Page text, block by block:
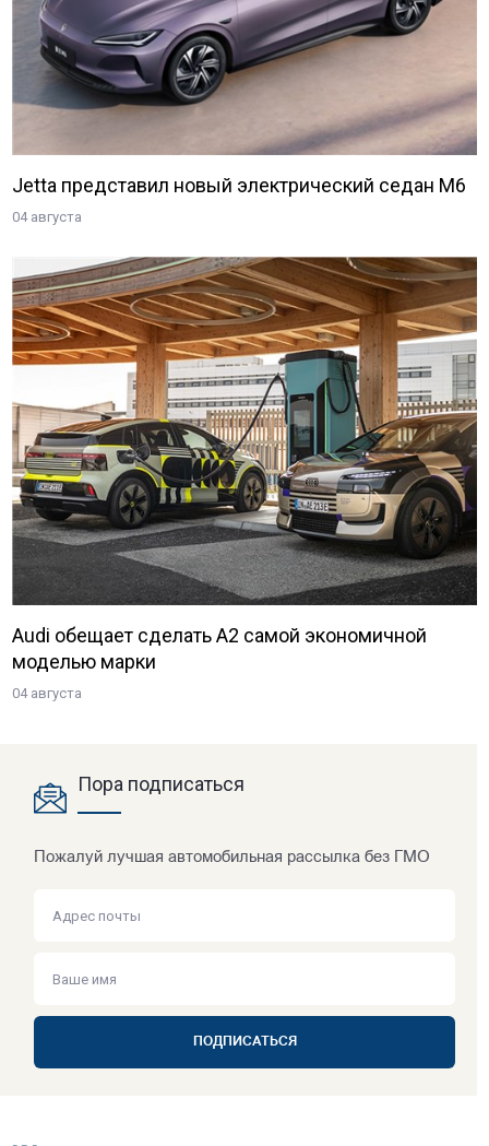
Jetta представил новый электрический седан M6
04 августа
Audi обещает сделать A2 самой экономичной
моделью марки
04 августа
Пора подписаться
Пожалуй лучшая автомобильная рассылка без ГМО
ПОДПИСАТЬСЯ